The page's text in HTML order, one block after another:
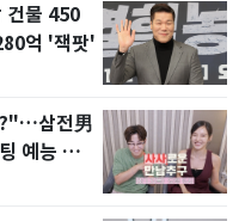
건물 450
억 '잭팟'
?"…삼전男
예능 화